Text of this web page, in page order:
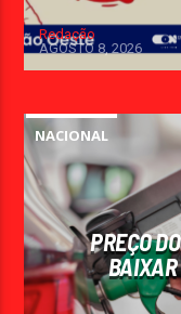
Redação
AGOSTO 8, 2026
NACIONAL
PREÇO